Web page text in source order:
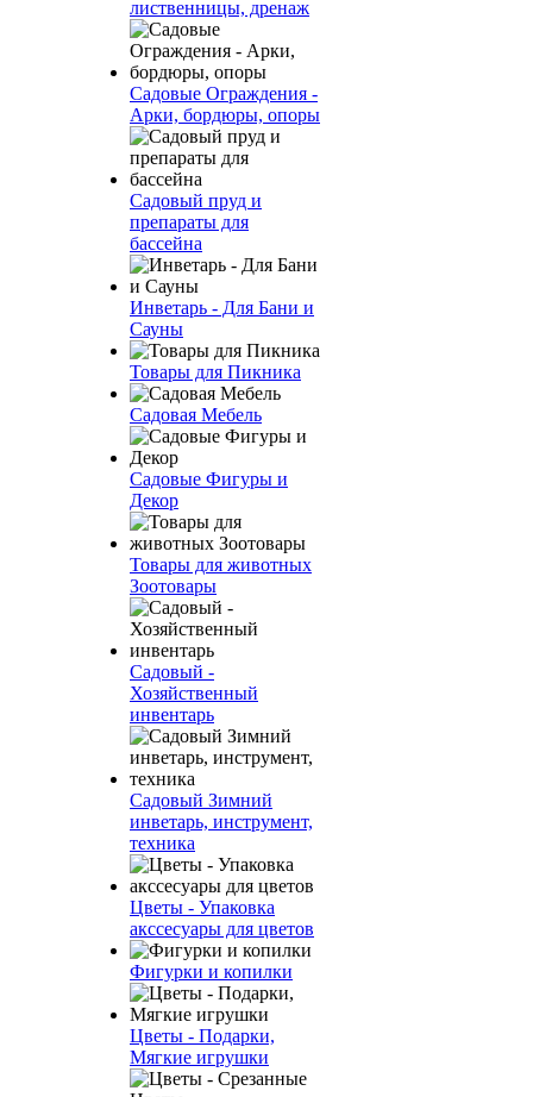
лиственницы, дренаж
Садовые Ограждения -
Арки, бордюры, опоры
Садовый пруд и
препараты для
бассейна
Инветарь - Для Бани и
Сауны
Товары для Пикника
Садовая Мебель
Садовые Фигуры и
Декор
Товары для животных
Зоотовары
Садовый -
Хозяйственный
инвентарь
Садовый Зимний
инветарь, инструмент,
техника
Цветы - Упаковка
акссесуары для цветов
Фигурки и копилки
Цветы - Подарки,
Мягкие игрушки